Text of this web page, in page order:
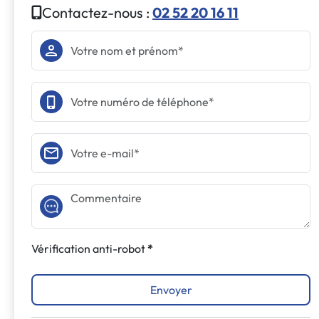
Contactez-nous : 02 52 20 16 11
Vérification anti-robot
Envoyer